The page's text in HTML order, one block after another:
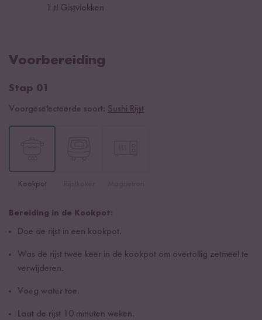
1 tl Gistvlokken
Voorbereiding
Stap 01
Voorgeselecteerde soort: Sushi Rijst
Kookpot
Bereiding in de Kookpot:
Doe de rijst in een kookpot.
Was de rijst twee keer in de kookpot om overtollig zetmeel te
verwijderen.
Voeg water toe.
Laat de rijst 10 minuten weken.